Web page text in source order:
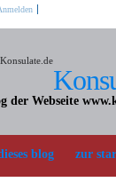
der Webseite
blog zur